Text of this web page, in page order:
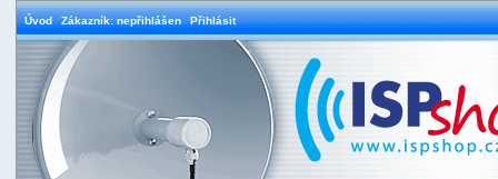
Úvod Zákazník: nepřihlášen Přihlásit